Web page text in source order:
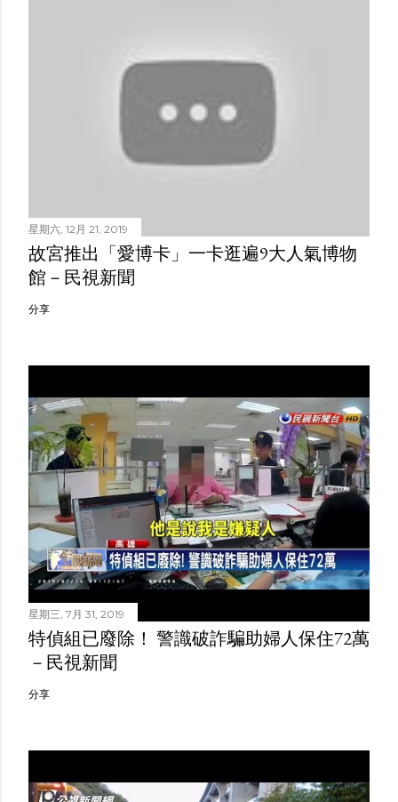
星期六, 12月 21, 2019
故宮推出「愛博卡」一卡逛遍9大人氣博物
館－民視新聞
分享
星期三, 7月 31, 2019
特偵組已廢除！ 警識破詐騙助婦人保住72萬
－民視新聞
分享